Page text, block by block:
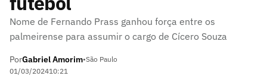
Nome de Fernando Prass ganhou força entre os
palmeirense para assumir o cargo de Cícero Souza
PorGabriel Amorim•São Paulo
01/03/202410:21